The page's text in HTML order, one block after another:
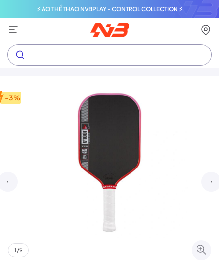
⚡ ÁO THỂ THAO NVBPLAY - CONTROL COLLECTION ⚡
-3%
1/9